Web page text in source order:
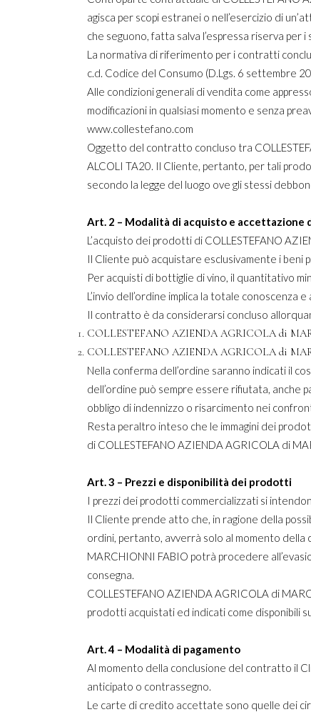
agisca per scopi estranei o nell’esercizio di
che seguono, fatta salva l’espressa riserva per
La normativa di riferimento per i contratti
c.d. Codice del Consumo (D.Lgs. 6 settembre
Alle condizioni generali di vendita come
modificazioni in qualsiasi momento e senza
www.collestefano.com
Oggetto del contratto concluso tra
ALCOLI TA20. Il Cliente, pertanto, per tali
secondo la legge del luogo ove gli stessi
Art. 2 – Modalità di acquisto e accettazione
L’acquisto dei prodotti di COLLESTEFANO
Il Cliente può acquistare esclusivamente i beni
Per acquisti di bottiglie di vino, il quantitativo
L’invio dell’ordine implica la totale
Il contratto è da considerarsi concluso
COLLESTEFANO AZIENDA AGRICOLA di
COLLESTEFANO AZIENDA AGRICOLA di
Nella conferma dell’ordine saranno indicati il
dell’ordine può sempre essere rifiutata, anche
obbligo di indennizzo o risarcimento nei
Resta peraltro inteso che le immagini dei
di COLLESTEFANO AZIENDA AGRICOLA di
Art. 3 – Prezzi e disponibilità dei prodotti
I prezzi dei prodotti commercializzati si
Il Cliente prende atto che, in ragione della
ordini, pertanto, avverrà solo al momento della
MARCHIONNI FABIO potrà procedere
consegna.
COLLESTEFANO AZIENDA AGRICOLA di
prodotti acquistati ed indicati come disponibili
Art. 4 – Modalità di pagamento
Al momento della conclusione del contratto il
anticipato o contrassegno.
Le carte di credito accettate sono quelle dei